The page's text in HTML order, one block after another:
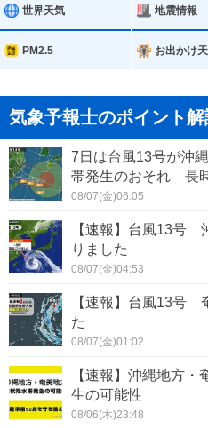
世界天気 地震情報
PM2.5 お出かけ
気象予報士のポイント解
7日は台風13号が沖
帯発生のおそれ 長
08/07(金)06:05
【速報】台風13号
りました
08/07(金)04:53
【速報】台風13号
た
08/07(金)01:02
【速報】沖縄地方
生の可能性
08/06(木)23:48